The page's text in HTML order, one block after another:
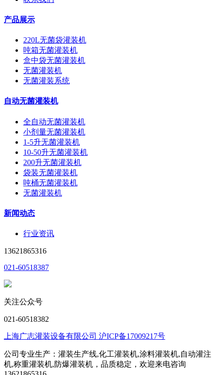
产品展示
220L无菌袋灌装机
吨箱无菌灌装机
盒中袋无菌灌装机
无菌灌装机
无菌灌装系统
自动无菌灌装机
全自动无菌灌装机
小剂量无菌灌装机
1-5升无菌灌装机
10-50升无菌灌装机
200升无菌灌装机
袋装无菌灌装机
吨桶无菌灌装机
无菌灌装机
新闻动态
行业资讯
13621865316
021-60518387
关注公众号
021-60518382
上海广志灌装设备有限公司 沪ICP备17009217号
公司专业生产：灌装生产线,化工灌装机,涂料灌装机,自动灌注
机,称重灌装机,防爆灌装机，品质稳定，欢迎来电咨询